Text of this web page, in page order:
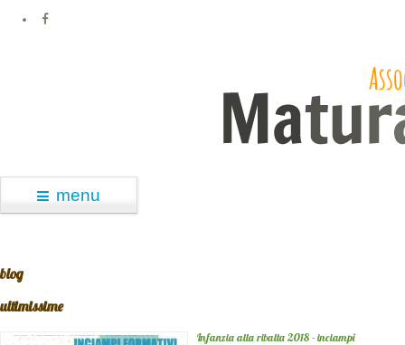
menu
blog
ultimissime
Infanzia alla ribalta 2018 - inciampi